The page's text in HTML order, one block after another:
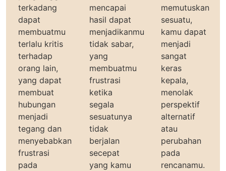
terkadang
dapat
membuatmu
terlalu kritis
terhadap
orang lain,
yang dapat
membuat
hubungan
menjadi
tegang dan
menyebabkan
frustrasi
pada
mencapai
hasil dapat
menjadikanmu
tidak sabar,
yang
membuatmu
frustrasi
ketika
segala
sesuatunya
tidak
berjalan
secepat
yang kamu
memutuskan
sesuatu,
kamu dapat
menjadi
sangat
keras
kepala,
menolak
perspektif
alternatif
atau
perubahan
pada
rencanamu.